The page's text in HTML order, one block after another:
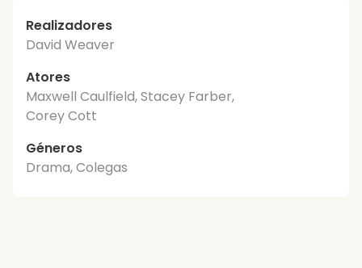
Realizadores
David Weaver
Atores
Maxwell Caulfield, Stacey Farber,
Corey Cott
Géneros
Drama, Colegas